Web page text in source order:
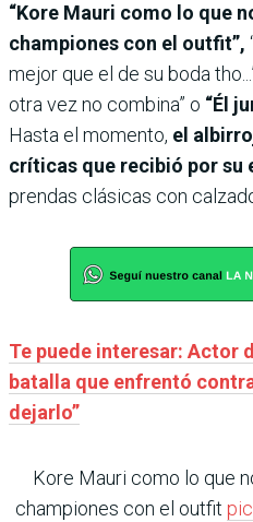
“Kore Mauri como lo que
championes con el outfit”,
mejor que el de su boda
otra vez no combina” o “Él
Hasta el momento, el
críticas que recibió por su
prendas clásicas con
Te puede interesar: Actor
batalla que enfrentó
dejarlo”
Kore Mauri como lo que
championes con el outfit